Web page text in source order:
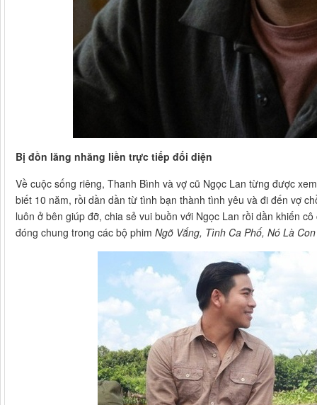
Bị đồn lăng nhăng liền trực tiếp đối diện
Về cuộc sống riêng, Thanh Bình và vợ cũ Ngọc Lan từng được
biết 10 năm, rồi dần dần từ tình bạn thành tình yêu và đi đến vợ
luôn ở bên giúp đỡ, chia sẻ vui buồn với Ngọc Lan rồi dần khiến
đóng chung trong các bộ phim Ngõ Vắng, Tình Ca Phố, Nó Là